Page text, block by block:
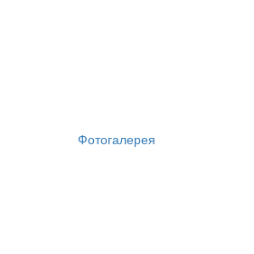
Фотогалерея